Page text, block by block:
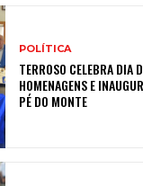
POLÍTICA
TERROSO CELEBRA DIA
HOMENAGENS E
PÉ DO MONTE